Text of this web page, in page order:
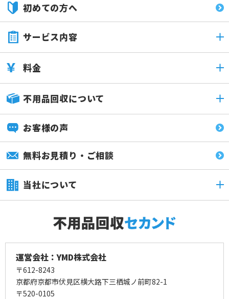
初めての方へ
サービス内容
料金
不用品回収について
お客様の声
無料お見積り・ご相談
当社について
運営会社：YMD株式会社
〒612-8243
京都府京都市伏見区横大路下三栖城ノ前町82-1
〒520-0105